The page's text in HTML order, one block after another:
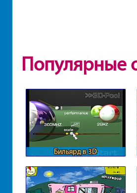
Популярные
Бильярд в 3D